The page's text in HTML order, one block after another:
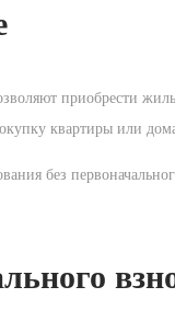
приобрести
квартиры или
без